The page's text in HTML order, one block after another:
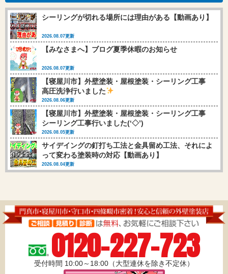
シーリングが切れる場所には理由がある【動画あり】
2026.08.07更新
【みなさまへ】ブログ夏季休暇のお知らせ
2026.08.07更新
【寝屋川市】外壁塗装・屋根塗装・シーリング工事
高圧洗浄行いました
2026.08.06更新
【寝屋川市】外壁塗装・屋根塗装・シーリング工事
シーリング工事行いました(‘◇’)ゞ
2026.08.05更新
サイデイングの釘打ち工法と金具留め工法、それによ
って変わる塗装時の対応【動画あり】
2026.08.04更新
0120-227-723
受付時間 10:00～18:00（大型連休を除き不定休）